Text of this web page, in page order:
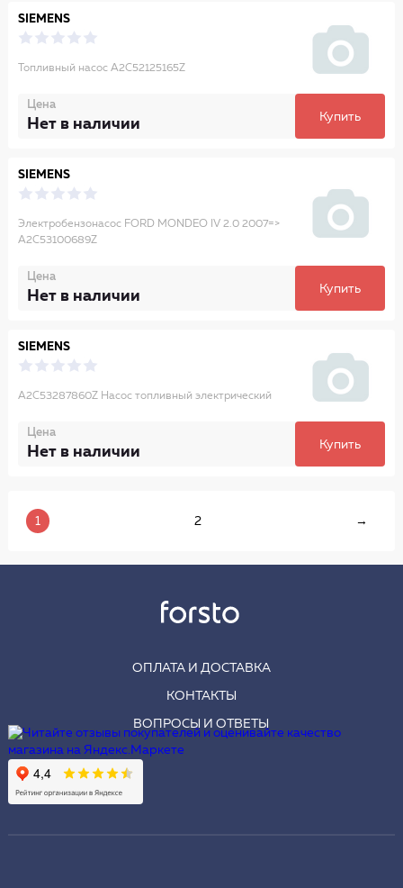
SIEMENS
Топливный насос A2C52125165Z
Цена
Нет в наличии Купить
SIEMENS
Электробензонасос FORD MONDEO IV 2.0 2007=>
A2C53100689Z
Цена
Нет в наличии Купить
SIEMENS
A2C53287860Z Насос топливный электрический
Цена
Нет в наличии Купить
1 2 →
ОПЛАТА И ДОСТАВКА
КОНТАКТЫ
ВОПРОСЫ И ОТВЕТЫ